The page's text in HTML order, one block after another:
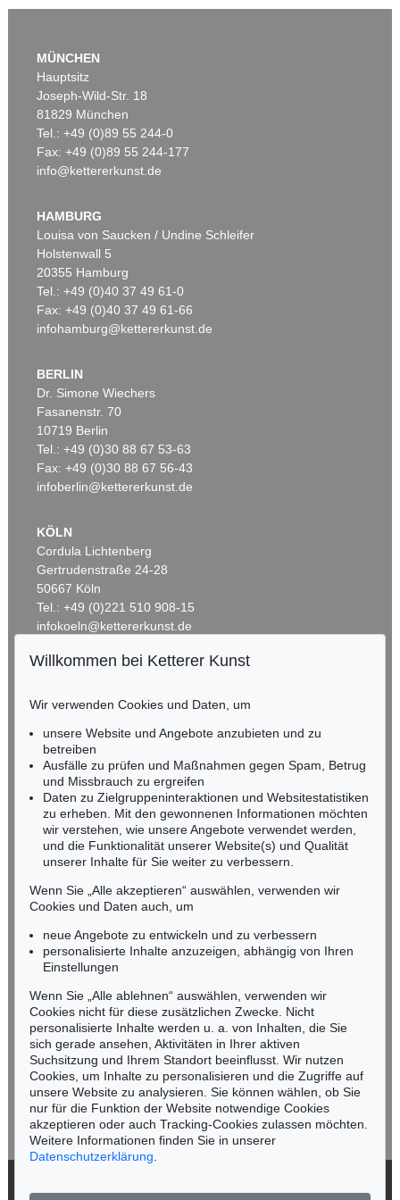
Auktion 405 - Lot 101
EDWARD RUSCHA
Ergebnis:
€ 4.750.000
ANDY WARHOL
Marilyn Monroe (10 Blatt)
Ergebnis:€ 4.488.000
Hockende, 1910
WASSILY KANDINSKY
Murnau, 1908
Ergebnis:
Auktion 560 - Lot 23
Großer Clown mit Frauen und kleiner Clown , 1950
MÜNCHEN
Hauptsitz
Joseph-Wild-Str. 18
81829 München
Tel.: +49 (0)89 55 244-0
Fax: +49 (0)89 55 244-177
info@kettererkunst.de
HAMBURG
Louisa von Saucken / Undine Schleifer
Holstenwall 5
20355 Hamburg
Tel.: +49 (0)40 37 49 61-0
Fax: +49 (0)40 37 49 61-66
infohamburg@kettererkunst.de
BERLIN
Dr. Simone Wiechers
Fasanenstr. 70
10719 Berlin
Tel.: +49 (0)30 88 67 53-63
Fax: +49 (0)30 88 67 56-43
infoberlin@kettererkunst.de
KÖLN
Cordula Lichtenberg
Gertrudenstraße 24-28
50667 Köln
Tel.: +49 (0)221 510 908-15
infokoeln@kettererkunst.de
RHEINLAND-PFALZ
Miriam Heß
Tel.: +49 (0)62 21 58 80-038
Fax: +49 (0)62 21 58 80-595
infoheidelberg@kettererkunst.de
NORDDEUTSCHLAND
Nico Kassel, M.A.
Tel.: +49 (0)89 55244-164
Mobil: +49 (0)171 8618661
n.kassel@kettererkunst.de
Keine Auktion mehr verpassen!
Wir informieren Sie rechtzeitig.
Jetzt zum Newsletter anmelden >
© 2026 Ketterer Kunst GmbH & Co. KG
Willkommen bei Ketterer Kunst
Wir verwenden Cookies und Daten, um
unsere Website und Angebote anzubieten und zu
betreiben
Ausfälle zu prüfen und Maßnahmen gegen Spam, Betrug
und Missbrauch zu ergreifen
Daten zu Zielgruppeninteraktionen und Websitestatistiken
zu erheben. Mit den gewonnenen Informationen möchten
wir verstehen, wie unsere Angebote verwendet werden,
und die Funktionalität unserer Website(s) und Qualität
unserer Inhalte für Sie weiter zu verbessern.
Wenn Sie „Alle akzeptieren“ auswählen, verwenden wir
Cookies und Daten auch, um
neue Angebote zu entwickeln und zu verbessern
personalisierte Inhalte anzuzeigen, abhängig von Ihren
Einstellungen
Wenn Sie „Alle ablehnen“ auswählen, verwenden wir
Cookies nicht für diese zusätzlichen Zwecke. Nicht
personalisierte Inhalte werden u. a. von Inhalten, die Sie
sich gerade ansehen, Aktivitäten in Ihrer aktiven
Suchsitzung und Ihrem Standort beeinflusst. Wir nutzen
Cookies, um Inhalte zu personalisieren und die Zugriffe auf
unsere Website zu analysieren. Sie können wählen, ob Sie
nur für die Funktion der Website notwendige Cookies
akzeptieren oder auch Tracking-Cookies zulassen möchten.
Weitere Informationen finden Sie in unserer
Datenschutzerklärung